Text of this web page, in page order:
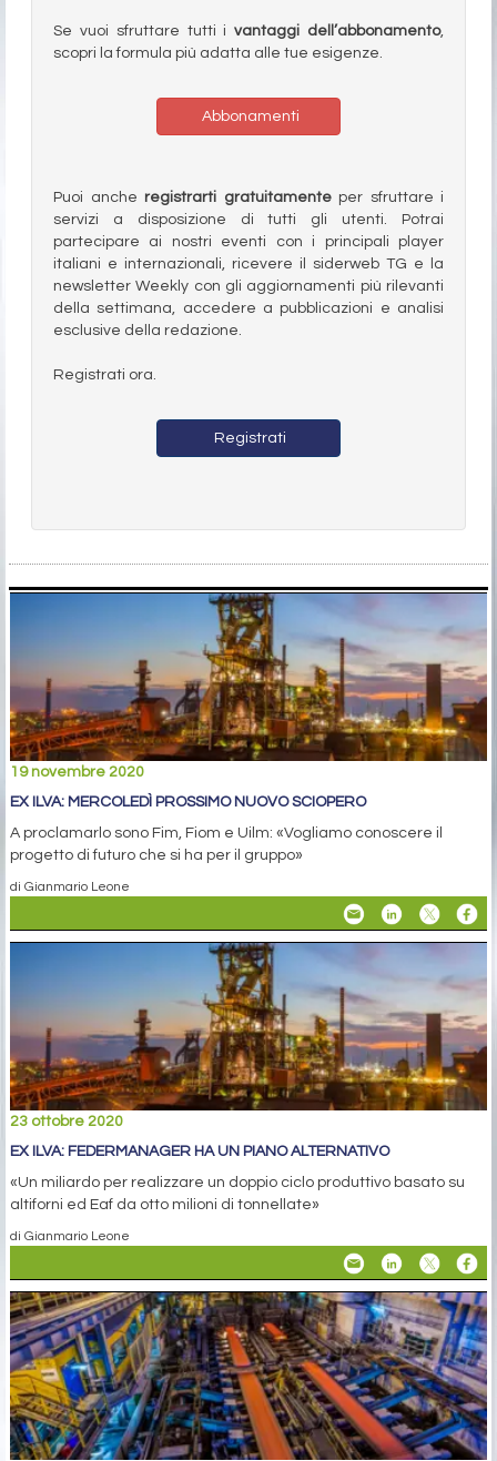
Se vuoi sfruttare tutti ivantaggi dell’abbonamento,
scopri la formula più adatta alle tue esigenze.
Abbonamenti
Puoi anche registrarti gratuitamenteper sfruttare i
servizi a disposizione di tutti gli utenti. Potrai
partecipare ai nostri eventi con i principali player
italiani e internazionali, ricevere il siderweb TG e la
newsletter Weekly con gli aggiornamenti più rilevanti
della settimana, accedere a pubblicazioni e analisi
esclusive della redazione.
Registrati ora.
Registrati
19 novembre 2020
EX ILVA: MERCOLEDÌ PROSSIMO NUOVO SCIOPERO
A proclamarlo sono Fim, Fiom e Uilm: «Vogliamo conoscere il
progetto di futuro che si ha per il gruppo»
di Gianmario Leone
23 ottobre 2020
EX ILVA: FEDERMANAGER HA UN PIANO ALTERNATIVO
«Un miliardo per realizzare un doppio ciclo produttivo basato su
altiforni ed Eaf da otto milioni di tonnellate»
di Gianmario Leone